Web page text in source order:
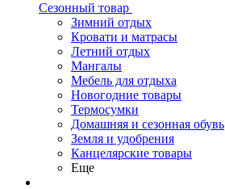
Сезонный товар
Зимний отдых
Кровати и матрасы
Летний отдых
Мангалы
Мебель для отдыха
Новогодние товары
Термосумки
Домашняя и сезонная обувь
Земля и удобрения
Канцелярские товары
Еще